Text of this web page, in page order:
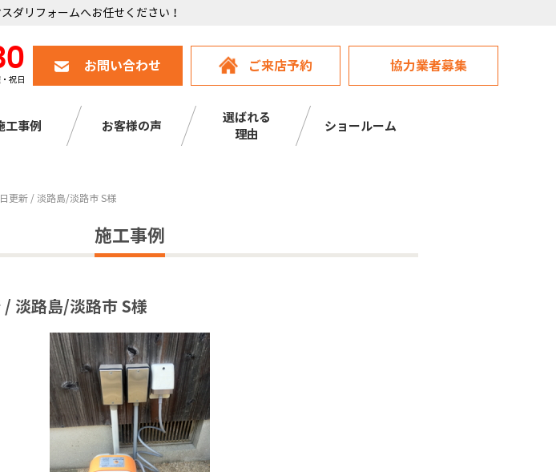
ダリフォームへお任せください！
祝日
お問い合わせ ご来店予約 協力業者募集
工事例 お客様の声
選ばれる
理由
ショールーム
更新 / 淡路島/淡路市 S様
施工事例
淡路島/淡路市 S様